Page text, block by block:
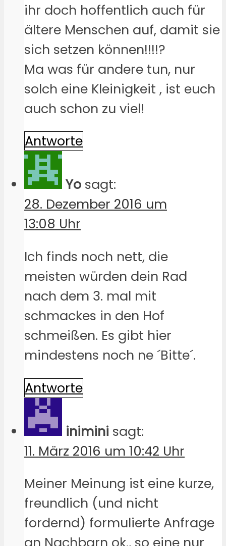
ihr doch hoffentlich auch für
ältere Menschen auf, damit sie
sich setzen können!!!!?
Ma was für andere tun, nur
solch eine Kleinigkeit , ist euch
auch schon zu viel!
Antworte
Yo sagt:
28. Dezember 2016 um
13:08 Uhr
Ich finds noch nett, die
meisten würden dein Rad
nach dem 3. mal mit
schmackes in den Hof
schmeißen. Es gibt hier
mindestens noch ne ´Bitte´.
Antworte
inimini sagt:
11. März 2016 um 10:42 Uhr
Meiner Meinung ist eine kurze,
freundlich (und nicht
fordernd) formulierte Anfrage